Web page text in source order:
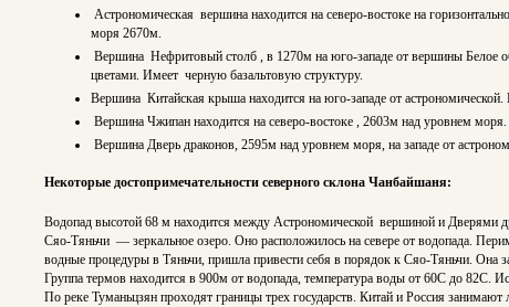
Астрономическая вершина находится на северо-востоке на
моря 2670м.
Вершина Нефритовый столб , в 1270м на юго-западе от вершины Белое
цветами. Имеет черную базальтовую структуру.
Вершина Китайская крыша находится на юго-западе от
Вершина Чжипан находится на северо-востоке , 2603м над уровнем
Вершина Дверь драконов, 2595м над уровнем моря, на западе от
Некоторые достопримечательности северного склона Чанбайшаня:
Водопад высотой 68 м находится между Астрономической вершиной и Дверями
Сяо-Тяньчи — зеркальное озеро. Оно расположилось на севере от водопада.
водные процедуры в Тяньчи, пришла привести себя в порядок к Сяо-Тяньчи.
Группа термов находится в 900м от водопада, температура воды от 60С до 82С.
По реке Туманьцзян проходят границы трех государств. Китай и Россия